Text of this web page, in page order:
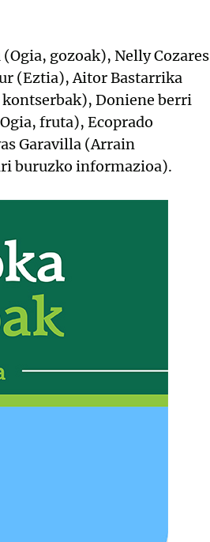
gozoak), Nelly Cozares
(Eztia), Aitor Bastarrika
Doniene berri
fruta), Ecoprado
Garavilla (Arrain
buruzko informazioa).